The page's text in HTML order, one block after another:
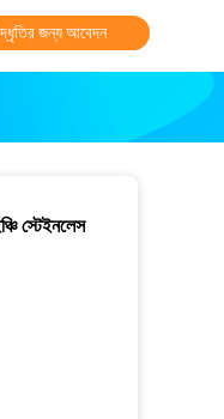
জন্য আবেদন
স্টেইনলেস